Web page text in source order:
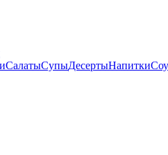
СалатыСупыДесертыНапитки